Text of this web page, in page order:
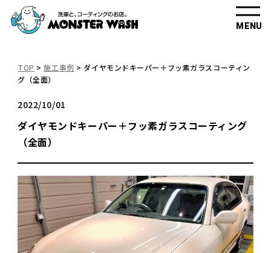
MENU
TOP >施工事例 >ダイヤモンドキーパー＋フッ素ガラスコーティン
グ（全面）
2022/10/01
ダイヤモンドキーパー＋フッ素ガラスコーティング
（全面）